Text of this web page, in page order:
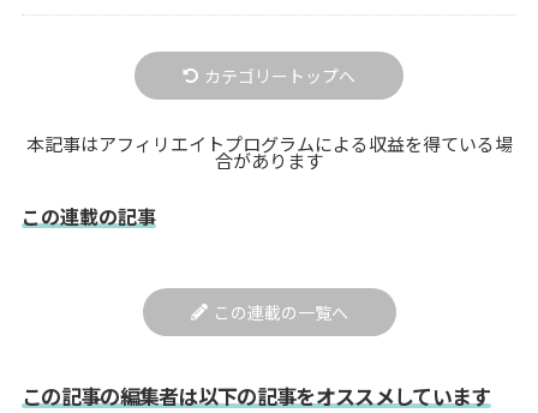
カテゴリートップへ
本記事はアフィリエイトプログラムによる収益を得ている場
合があります
この連載の記事
この連載の一覧へ
この記事の編集者は以下の記事をオススメしています